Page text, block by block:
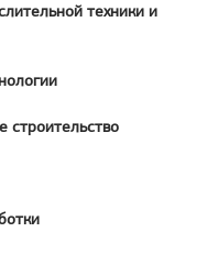
техники и
строительство